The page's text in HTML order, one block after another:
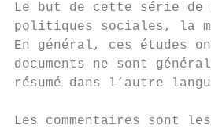
Le but de cette série de
politiques sociales, la
En général, ces études
documents ne sont
résumé dans l’autre
Les commentaires sont